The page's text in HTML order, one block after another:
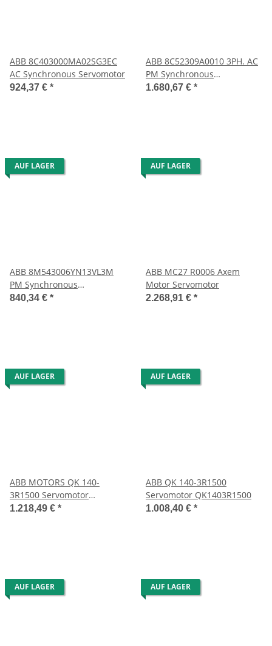
ABB 8C403000MA02SG3EC
AC Synchronous Servomotor
924,37 € *
ABB 8C52309A0010 3PH. AC
PM Synchronous
Servomotor
1.680,67 € *
AUF LAGER
ABB 8M543006YN13VL3M
PM Synchronous
Servomotor
840,34 € *
AUF LAGER
ABB MC27 R0006 Axem
Motor Servomotor
2.268,91 € *
AUF LAGER
ABB MOTORS QK 140-
3R1500 Servomotor
QK1403R1500
1.218,49 € *
AUF LAGER
ABB QK 140-3R1500
Servomotor QK1403R1500
1.008,40 € *
AUF LAGER AUF LAGER